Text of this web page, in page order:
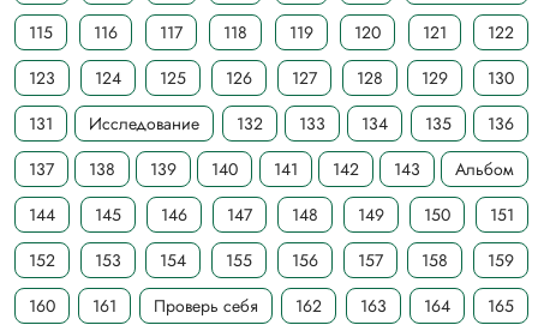
115
116 117 118 119 120 121
122
123
124 125 126 127 128 129
130
131
Исследование 132 133 134 135
136
137
138 139 140 141 142 143
Альбом
144
145 146 147 148 149 150
151
152
153 154 155 156 157 158
159
160
161 Проверь себя 162 163 164
165